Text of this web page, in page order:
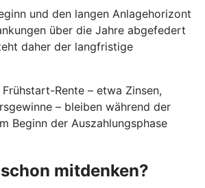
und den langen Anlagehorizont
über die Jahre abgefedert
daher der langfristige
Rente – etwa Zinsen,
– bleiben während der
Beginn der Auszahlungsphase
mitdenken?